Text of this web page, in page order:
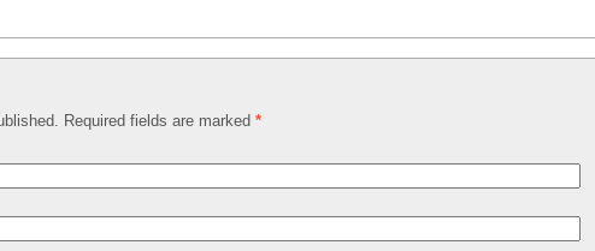
Required fields are marked *